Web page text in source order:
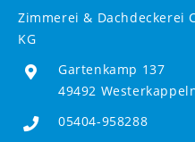
Zimmerei & Dachdeckerei
KG
Gartenkamp 137
49492
05404-958288